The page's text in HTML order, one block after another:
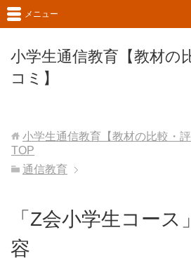
小学生通信教育【教材の
コミ】
メニュー
小学生通信教育【教材の比較・評
TOP
通信教育
「Z会小学生コース
容